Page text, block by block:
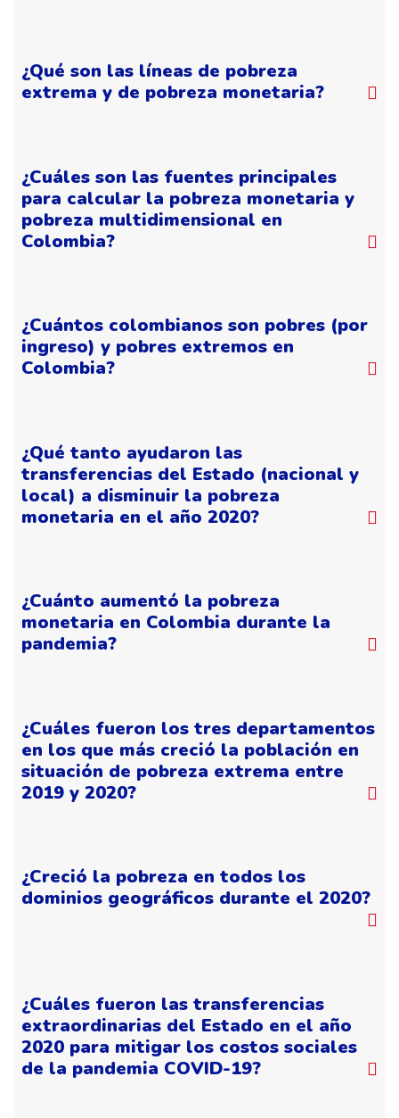
¿Qué son las líneas de pobreza
extrema y de pobreza monetaria?
¿Cuáles son las fuentes principales
para calcular la pobreza monetaria y
pobreza multidimensional en
Colombia?
¿Cuántos colombianos son pobres (por
ingreso) y pobres extremos en
Colombia?
¿Qué tanto ayudaron las
transferencias del Estado (nacional y
local) a disminuir la pobreza
monetaria en el año 2020?
¿Cuánto aumentó la pobreza
monetaria en Colombia durante la
pandemia?
¿Cuáles fueron los tres departamentos
en los que más creció la población en
situación de pobreza extrema entre
2019 y 2020?
¿Creció la pobreza en todos los
dominios geográficos durante el 2020?
¿Cuáles fueron las transferencias
extraordinarias del Estado en el año
2020 para mitigar los costos sociales
de la pandemia COVID-19?